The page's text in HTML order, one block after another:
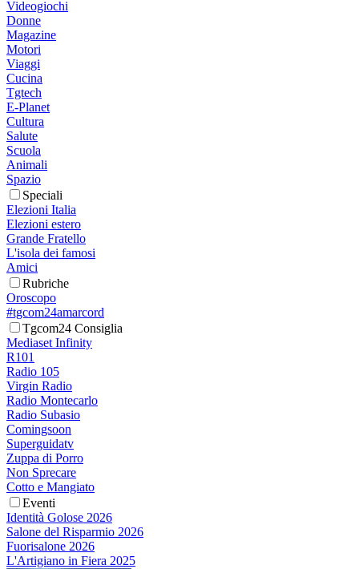
Videogiochi
Donne
Magazine
Motori
Viaggi
Cucina
Tgtech
E-Planet
Cultura
Salute
Scuola
Animali
Spazio
Speciali
Elezioni Italia
Elezioni estero
Grande Fratello
L'isola dei famosi
Amici
Rubriche
Oroscopo
#tgcom24amarcord
Tgcom24 Consiglia
Mediaset Infinity
R101
Radio 105
Virgin Radio
Radio Montecarlo
Radio Subasio
Comingsoon
Superguidatv
Zuppa di Porro
Non Sprecare
Cotto e Mangiato
Eventi
Identità Golose 2026
Salone del Risparmio 2026
Fuorisalone 2026
L'Artigiano in Fiera 2025